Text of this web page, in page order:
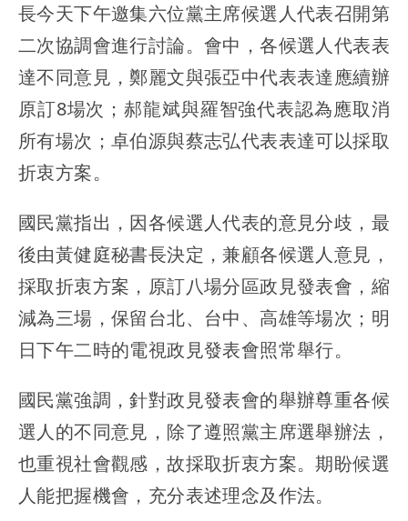
長今天下午邀集六位黨主席候選人代表召開第
二次協調會進行討論。會中，各候選人代表表
達不同意見，鄭麗文與張亞中代表表達應續辦
原訂8場次；郝龍斌與羅智強代表認為應取消
所有場次；卓伯源與蔡志弘代表表達可以採取
折衷方案。
國民黨指出，因各候選人代表的意見分歧，最
後由黃健庭秘書長決定，兼顧各候選人意見，
採取折衷方案，原訂八場分區政見發表會，縮
減為三場，保留台北、台中、高雄等場次；明
日下午二時的電視政見發表會照常舉行。
國民黨強調，針對政見發表會的舉辦尊重各候
選人的不同意見，除了遵照黨主席選舉辦法，
也重視社會觀感，故採取折衷方案。期盼候選
人能把握機會，充分表述理念及作法。